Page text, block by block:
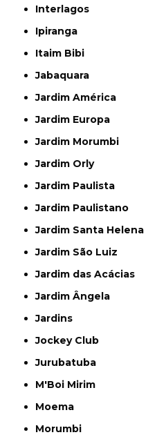
Interlagos
Ipiranga
Itaim Bibi
Jabaquara
Jardim América
Jardim Europa
Jardim Morumbi
Jardim Orly
Jardim Paulista
Jardim Paulistano
Jardim Santa Helena
Jardim São Luiz
Jardim das Acácias
Jardim Ângela
Jardins
Jockey Club
Jurubatuba
M'Boi Mirim
Moema
Morumbi